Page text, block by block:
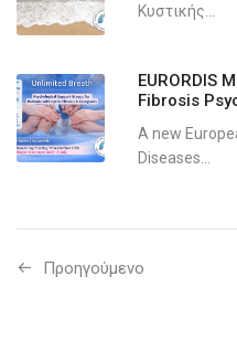
Κυστικής...
EURORDIS
Fibrosis
A new
Diseases...
Προηγούμενo